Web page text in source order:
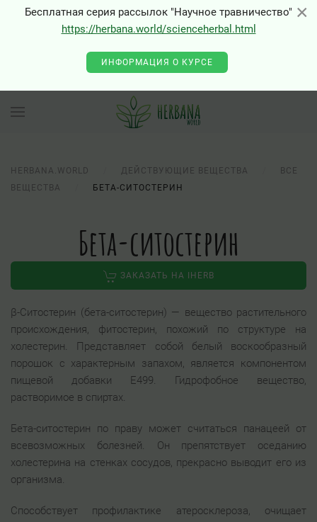
×
Бесплатная серия рассылок "Научное травничество"
https://herbana.world/scienceherbal.html
ИНФОРМАЦИЯ О КУРСЕ
HERBANA.WORLD ДЕЙСТВУЮЩИЕ ВЕЩЕСТВА
ВСЕ
ВЕЩЕСТВА
БЕТА-СИТОСТЕРИН
Бета-ситостерин
ЗАКАЗАТЬ НА IHERB
β-Ситостерин (бета-ситостерин) — вещество растительного
происхождения, фитостерин, похожий по структуре на
холестерин. Представляет собой белый воскообразный
порошок с характерным запахом, является компонентом
пищевой добавки E499. Гидрофобное вещество,
растворимое в спиртах.
Бета-ситостерин по праву может считаться панацеей от
всевозможных болезней. Он препятствует оседанию
холестерина на стенках сосудов, прекрасно выводит его из
организма.
Способствует профилактике атеросклероза, очищает
×